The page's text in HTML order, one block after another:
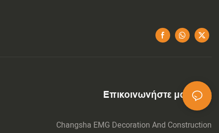
Επικοινωνήστε μαζί μας
Changsha EMG Decoration And Construction